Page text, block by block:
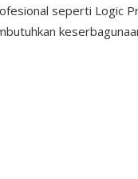
seperti Logic